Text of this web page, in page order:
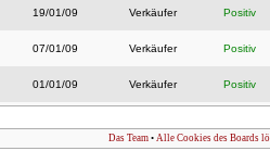
19/01/09 Verkäufer Positiv
07/01/09 Verkäufer Positiv
01/01/09 Verkäufer Positiv
Das Team • Alle Cookies des Boards